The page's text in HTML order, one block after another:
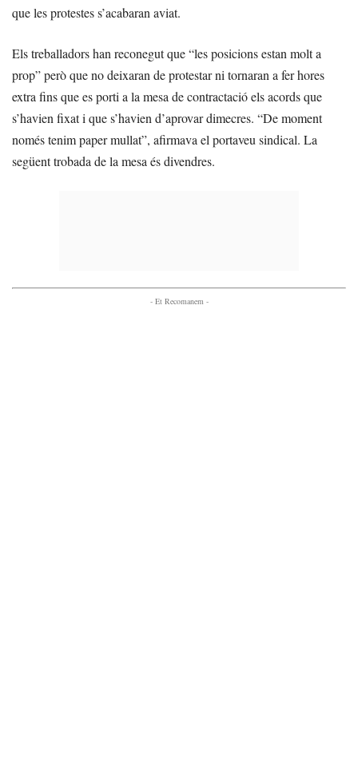
que les protestes s’acabaran aviat.
Els treballadors han reconegut que “les posicions estan molt a
prop” però que no deixaran de protestar ni tornaran a fer hores
extra fins que es porti a la mesa de contractació els acords que
s’havien fixat i que s’havien d’aprovar dimecres. “De moment
només tenim paper mullat”, afirmava el portaveu sindical. La
següent trobada de la mesa és divendres.
- Et Recomanem -